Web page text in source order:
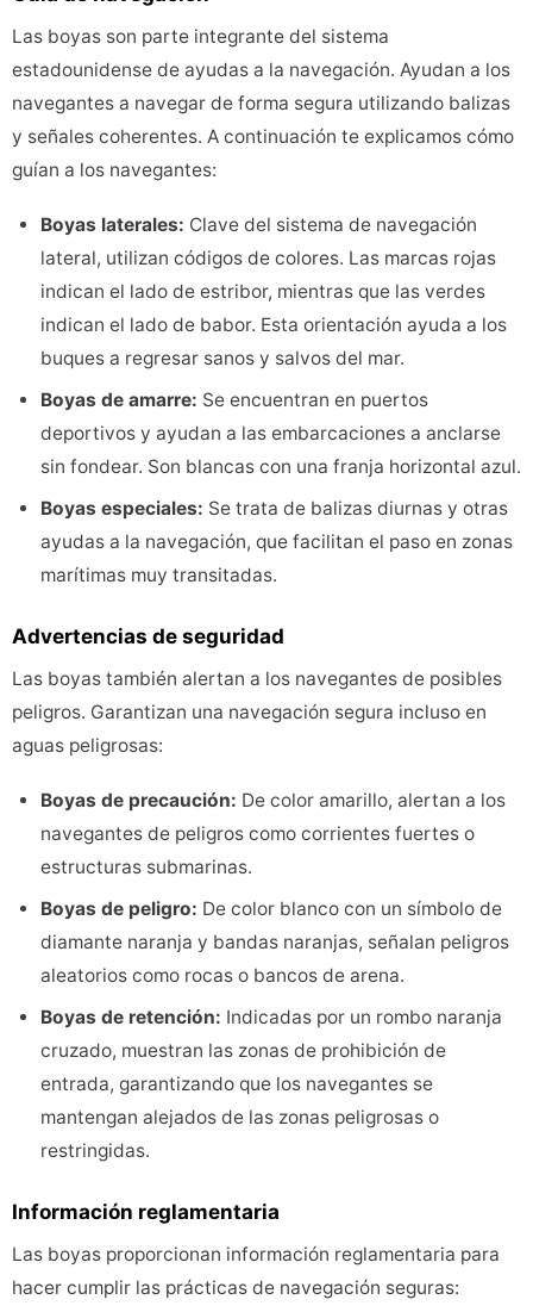
Las boyas son parte integrante del sistema
estadounidense de ayudas a la navegación. Ayudan a los
navegantes a navegar de forma segura utilizando balizas
y señales coherentes. A continuación te explicamos cómo
guían a los navegantes:
Boyas laterales: Clave del sistema de navegación
lateral, utilizan códigos de colores. Las marcas rojas
indican el lado de estribor, mientras que las verdes
indican el lado de babor. Esta orientación ayuda a los
buques a regresar sanos y salvos del mar.
Boyas de amarre: Se encuentran en puertos
deportivos y ayudan a las embarcaciones a anclarse
sin fondear. Son blancas con una franja horizontal azul.
Boyas especiales: Se trata de balizas diurnas y otras
ayudas a la navegación, que facilitan el paso en zonas
marítimas muy transitadas.
Advertencias de seguridad
Las boyas también alertan a los navegantes de posibles
peligros. Garantizan una navegación segura incluso en
aguas peligrosas:
Boyas de precaución: De color amarillo, alertan a los
navegantes de peligros como corrientes fuertes o
estructuras submarinas.
Boyas de peligro: De color blanco con un símbolo de
diamante naranja y bandas naranjas, señalan peligros
aleatorios como rocas o bancos de arena.
Boyas de retención: Indicadas por un rombo naranja
cruzado, muestran las zonas de prohibición de
entrada, garantizando que los navegantes se
mantengan alejados de las zonas peligrosas o
restringidas.
Información reglamentaria
Las boyas proporcionan información reglamentaria para
hacer cumplir las prácticas de navegación seguras: